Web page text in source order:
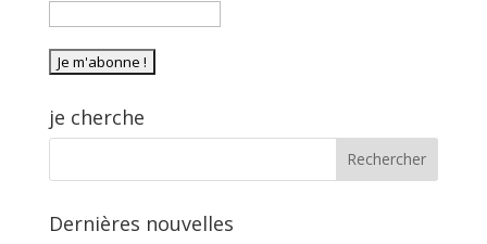
je cherche
Dernières nouvelles